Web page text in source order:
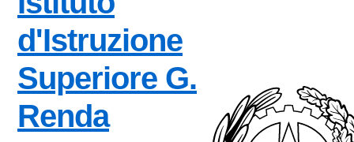
d'Istruzione
Superiore G.
Renda— Visita la